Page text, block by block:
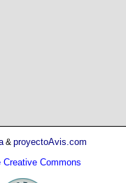
& proyectoAvis.com
Creative Commons